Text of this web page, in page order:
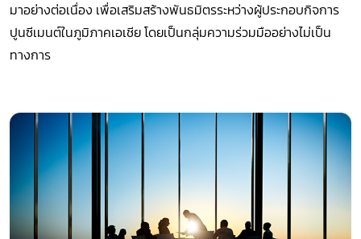
มาอย่างต่อเนื่อง เพื่อเสริมสร้างพันธมิตรระหว่างผู้ประกอบกิจการ
ปูนซีเมนต์ในภูมิภาคเอเชีย โดยเป็นกลุ่มความร่วมมืออย่างไม่เป็น
ทางการ